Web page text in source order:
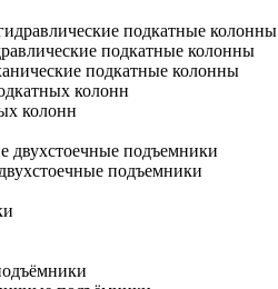
подкатные колонны
подкатные колонны
подкатные колонны
колонн
колонн
двухстоечные подъемники
подъемники